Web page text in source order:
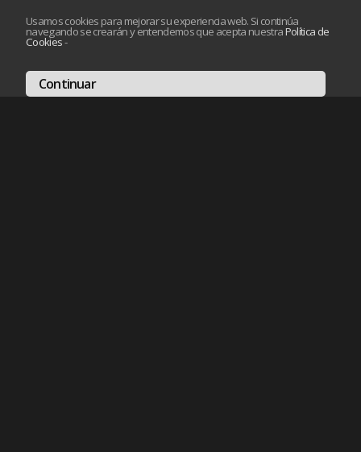
Usamos cookies para mejorar su experiencia web. Si continúa
navegando se crearán y entendemos que acepta nuestraPolítica de
Cookies-
Continuar